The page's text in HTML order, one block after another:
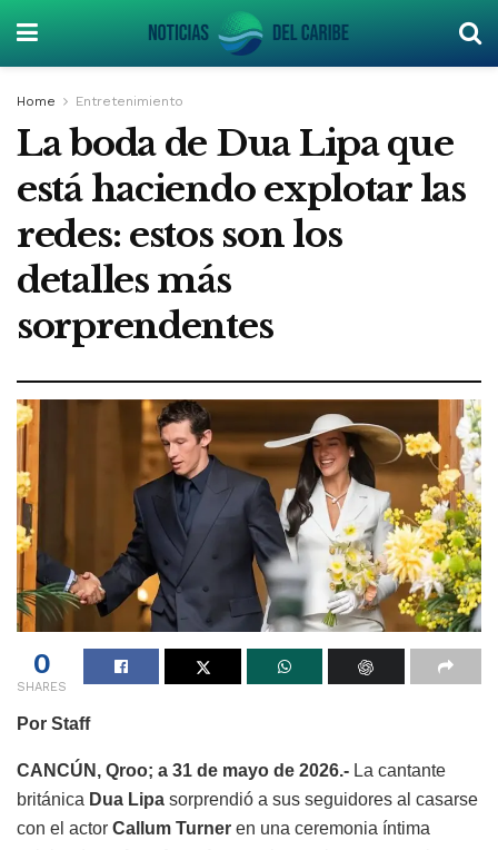
Home Entretenimiento
La boda de Dua Lipa que
está haciendo explotar las
redes: estos son los
detalles más
sorprendentes
0
SHARES
Por Staff
CANCÚN, Qroo; a 31 de mayo de 2026.- La cantante
británica Dua Lipa sorprendió a sus seguidores al casarse
con el actor Callum Turner en una ceremonia íntima